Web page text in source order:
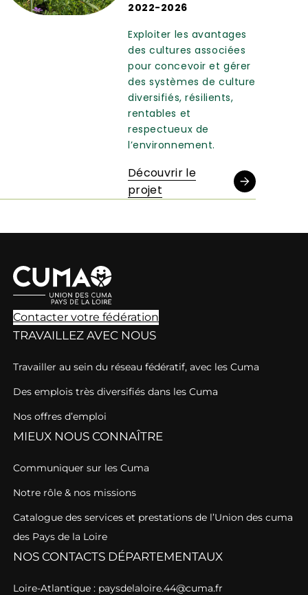
2022-2026
Exploiter les avantages
des cultures associées
pour concevoir et gérer
des systèmes de culture
diversifiés, résilients,
rentables et
respectueux de
l’environnement.
Découvrir le
projet
Contacter votre fédération
TRAVAILLEZ AVEC NOUS
Travailler au sein du réseau fédératif, avec les Cuma
Des emplois très diversifiés dans les Cuma
Nos offres d’emploi
MIEUX NOUS CONNAÎTRE
Communiquer sur les Cuma
Notre rôle & nos missions
Catalogue des services et prestations de l’Union des cuma
des Pays de la Loire
NOS CONTACTS DÉPARTEMENTAUX
Loire-Atlantique : paysdelaloire.44@cuma.fr